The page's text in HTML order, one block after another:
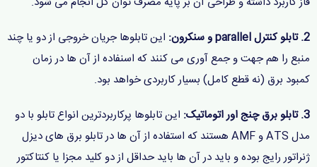
2. تابلو کنترل
parallelو سنکرون: این تابلوها جریان خروجی از دو یا چند
منبع را هم جهت و جمع آوری می کنند که اسنفاده از آن ها در زمان
کمبود برق (نه قطع کامل) بسیار کاربردی خواهد بود.
3. تابلو برق چنج اور اتوماتیک
: این تابلوها پرکاربردترین انواع تابلو با دو
مدل ATS و AMF هستند که استفاده از آن ها در تابلو برق های دیزل
ژنراتور رایج بوده و باید در آن ها باید حداقل از دو کلید مجزا یا کنتاکتور